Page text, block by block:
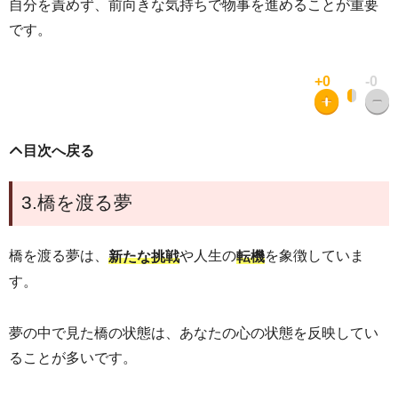
自分を責めず、前向きな気持ちで物事を進めることが重要
です。
+0 -0
目次へ戻る
3.橋を渡る夢
橋を渡る夢は、 新たな挑戦や人生の転機を象徴していま
す。
夢の中で見た橋の状態は、あなたの心の状態を反映してい
ることが多いです。